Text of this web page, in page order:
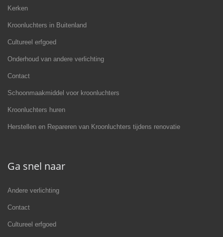
Kerken
Kroonluchters in Buitenland
Cultureel erfgoed
Onderhoud van andere verlichting
Contact
Schoonmaakmiddel voor kroonluchters
Kroonluchters huren
Herstellen en Repareren van Kroonluchters tijdens renovatie
Ga snel naar
Andere verlichting
Contact
Cultureel erfgoed